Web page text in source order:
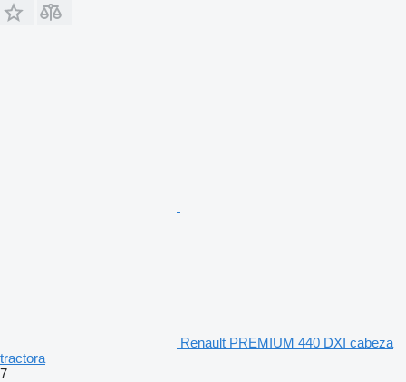
Renault PREMIUM 440 DXI cabeza
tractora
7